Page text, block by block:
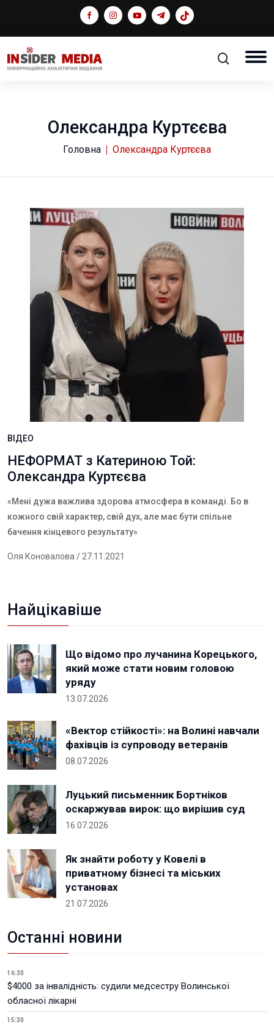
Олександра Куртєєва
Головна Олександра Куртєєва
ВІДЕО
НЕФОРМАТ з Катериною Той:
Олександра Куртєєва
«Мені дужа важлива здорова атмосфера в команді. Бо в
кожного свій характер, свій дух, але має бути спільне
бачення кінцевого результату»
Оля Коновалова / 27.11.2021
Найцікавіше
Що відомо про лучанина Корецького,
який може стати новим головою
уряду
13.07.2026
«Вектор стійкості»: на Волині навчали
фахівців із супроводу ветеранів
08.07.2026
Луцький письменник Бортніков
оскаржував вирок: що вирішив суд
16.07.2026
Як знайти роботу у Ковелі в
приватному бізнесі та міських
установах
21.07.2026
Останні новини
16:30
$4000 за інвалідність: судили медсестру Волинської
обласної лікарні
15:30